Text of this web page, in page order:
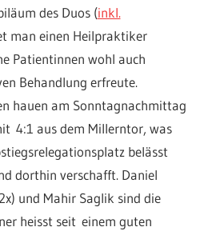
des Duos (inkl.
man einen Heilpraktiker
Patientinnen wohl auch
Behandlung erfreute.
hauen am Sonntagnachmittag
4:1 aus dem Millerntor, was
belässt
dorthin verschafft. Daniel
und Mahir Saglik sind die
heisst seit einem guten